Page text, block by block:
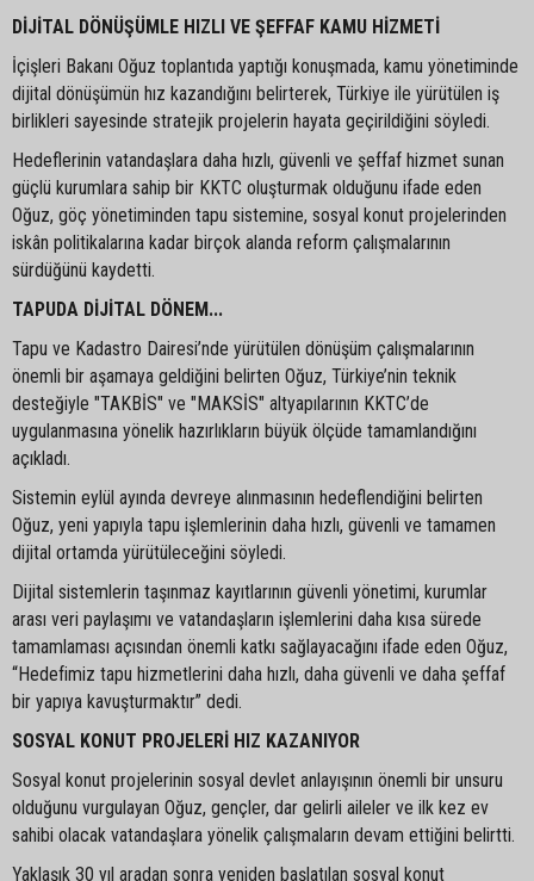
DİJİTAL DÖNÜŞÜMLE HIZLI VE ŞEFFAF KAMU HİZMETİ
İçişleri Bakanı Oğuz toplantıda yaptığı konuşmada, kamu yönetiminde
dijital dönüşümün hız kazandığını belirterek, Türkiye ile yürütülen iş
birlikleri sayesinde stratejik projelerin hayata geçirildiğini söyledi.
Hedeflerinin vatandaşlara daha hızlı, güvenli ve şeffaf hizmet sunan
güçlü kurumlara sahip bir KKTC oluşturmak olduğunu ifade eden
Oğuz, göç yönetiminden tapu sistemine, sosyal konut projelerinden
iskân politikalarına kadar birçok alanda reform çalışmalarının
sürdüğünü kaydetti.
TAPUDA DİJİTAL DÖNEM...
Tapu ve Kadastro Dairesi’nde yürütülen dönüşüm çalışmalarının
önemli bir aşamaya geldiğini belirten Oğuz, Türkiye’nin teknik
desteğiyle "TAKBİS" ve "MAKSİS" altyapılarının KKTC’de
uygulanmasına yönelik hazırlıkların büyük ölçüde tamamlandığını
açıkladı.
Sistemin eylül ayında devreye alınmasının hedeflendiğini belirten
Oğuz, yeni yapıyla tapu işlemlerinin daha hızlı, güvenli ve tamamen
dijital ortamda yürütüleceğini söyledi.
Dijital sistemlerin taşınmaz kayıtlarının güvenli yönetimi, kurumlar
arası veri paylaşımı ve vatandaşların işlemlerini daha kısa sürede
tamamlaması açısından önemli katkı sağlayacağını ifade eden Oğuz,
“Hedefimiz tapu hizmetlerini daha hızlı, daha güvenli ve daha şeffaf
bir yapıya kavuşturmaktır” dedi.
SOSYAL KONUT PROJELERİ HIZ KAZANIYOR
Sosyal konut projelerinin sosyal devlet anlayışının önemli bir unsuru
olduğunu vurgulayan Oğuz, gençler, dar gelirli aileler ve ilk kez ev
sahibi olacak vatandaşlara yönelik çalışmaların devam ettiğini belirtti.
Yaklaşık 30 yıl aradan sonra yeniden başlatılan sosyal konut